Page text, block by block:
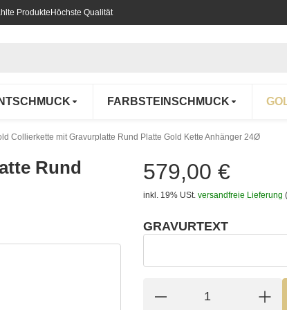
Produkte Höchste Qualität
FARBSTEINSCHMUCK
Collierkette mit Gravurplatte Rund Platte Gold Kette Anhänger 24Ø
Rund
579,00 €
inkl. 19% USt. versandfreie Lieferung
GRAVURTEXT